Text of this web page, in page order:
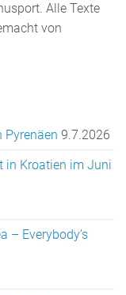
Alle Texte
von
Pyrenäen 9.7.2026
in Kroatien im Juni
– Everybody’s